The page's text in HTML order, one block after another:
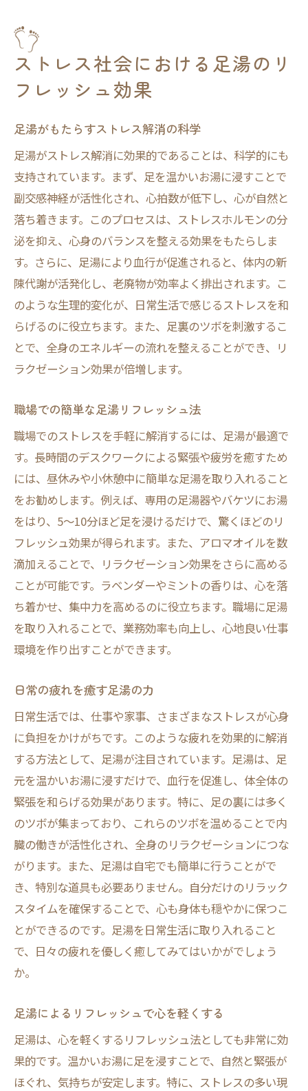
ストレス社会における足湯のリ
フレッシュ効果
足湯がもたらすストレス解消の科学
足湯がストレス解消に効果的であることは、科学的にも
支持されています。まず、足を温かいお湯に浸すことで
副交感神経が活性化され、心拍数が低下し、心が自然と
落ち着きます。このプロセスは、ストレスホルモンの分
泌を抑え、心身のバランスを整える効果をもたらしま
す。さらに、足湯により血行が促進されると、体内の新
陳代謝が活発化し、老廃物が効率よく排出されます。こ
のような生理的変化が、日常生活で感じるストレスを和
らげるのに役立ちます。また、足裏のツボを刺激するこ
とで、全身のエネルギーの流れを整えることができ、リ
ラクゼーション効果が倍増します。
職場での簡単な足湯リフレッシュ法
職場でのストレスを手軽に解消するには、足湯が最適で
す。長時間のデスクワークによる緊張や疲労を癒すため
には、昼休みや小休憩中に簡単な足湯を取り入れること
をお勧めします。例えば、専用の足湯器やバケツにお湯
をはり、5〜10分ほど足を浸けるだけで、驚くほどのリ
フレッシュ効果が得られます。また、アロマオイルを数
滴加えることで、リラクゼーション効果をさらに高める
ことが可能です。ラベンダーやミントの香りは、心を落
ち着かせ、集中力を高めるのに役立ちます。職場に足湯
を取り入れることで、業務効率も向上し、心地良い仕事
環境を作り出すことができます。
日常の疲れを癒す足湯の力
日常生活では、仕事や家事、さまざまなストレスが心身
に負担をかけがちです。このような疲れを効果的に解消
する方法として、足湯が注目されています。足湯は、足
元を温かいお湯に浸すだけで、血行を促進し、体全体の
緊張を和らげる効果があります。特に、足の裏には多く
のツボが集まっており、これらのツボを温めることで内
臓の働きが活性化され、全身のリラクゼーションにつな
がります。また、足湯は自宅でも簡単に行うことがで
き、特別な道具も必要ありません。自分だけのリラック
スタイムを確保することで、心も身体も穏やかに保つこ
とができるのです。足湯を日常生活に取り入れること
で、日々の疲れを優しく癒してみてはいかがでしょう
か。
足湯によるリフレッシュで心を軽くする
足湯は、心を軽くするリフレッシュ法としても非常に効
果的です。温かいお湯に足を浸すことで、自然と緊張が
ほぐれ、気持ちが安定します。特に、ストレスの多い現